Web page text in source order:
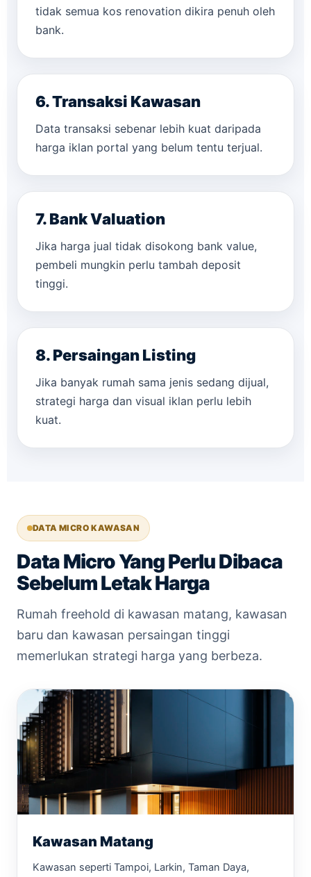
tidak semua kos renovation dikira penuh oleh
bank.
6. Transaksi Kawasan
Data transaksi sebenar lebih kuat daripada
harga iklan portal yang belum tentu terjual.
7. Bank Valuation
Jika harga jual tidak disokong bank value,
pembeli mungkin perlu tambah deposit
tinggi.
8. Persaingan Listing
Jika banyak rumah sama jenis sedang dijual,
strategi harga dan visual iklan perlu lebih
kuat.
DATA MICRO KAWASAN
Data Micro Yang Perlu Dibaca
Sebelum Letak Harga
Rumah freehold di kawasan matang, kawasan
baru dan kawasan persaingan tinggi
memerlukan strategi harga yang berbeza.
Kawasan Matang
Kawasan seperti Tampoi, Larkin, Taman Daya,